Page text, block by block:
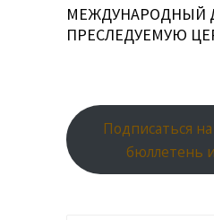
МЕЖДУНАРОДНЫЙ
ПРЕСЛЕДУЕМУЮ
Подписаться
бюллетень